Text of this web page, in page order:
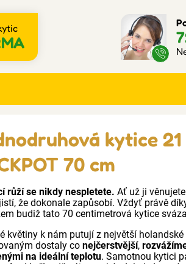
kytice
70 cm
růží se nikdy nespletete. Ať už ji
že dokonale zapůsobí. Vždyť právě
budiž tato 70 centimetrová kytice
květiny k nám putují z největší
dostaly conejčerstvější,
na ideální teplotu. Samotnou kytici